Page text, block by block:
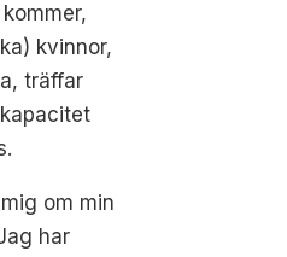
kvinnor,
träffar
om min
har